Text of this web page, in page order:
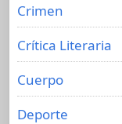
Crimen
Crítica Literaria
Cuerpo
Deporte